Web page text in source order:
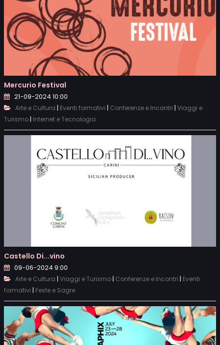
Mercurio Festival
21-09-2024 10:00
Arte e Cultura | Eventi formativi | Conferenze e Incontri | Viaggi e
Turismo | Internet e Tecnologia
Castello Di...vino
09-06-2024 9:00
Arte e Cultura | Viaggi e Turismo| Conferenze e Incontri | Eventi
formativi | Feste e Sagre